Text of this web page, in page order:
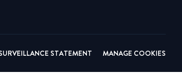
STATEMENT MANAGE COOKIES